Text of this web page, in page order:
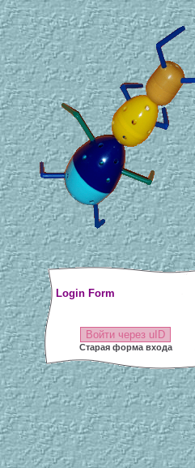
Login Form
Войти через uID
Старая форма входа